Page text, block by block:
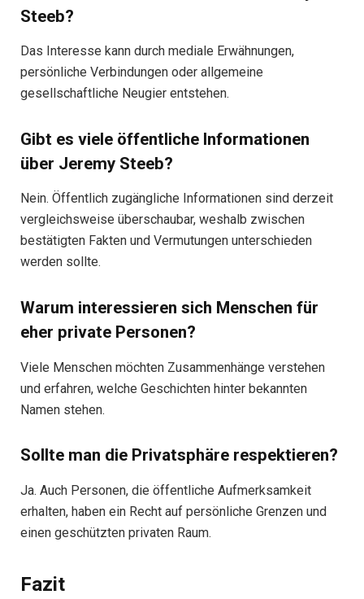
Steeb?
Das Interesse kann durch mediale Erwähnungen,
persönliche Verbindungen oder allgemeine
gesellschaftliche Neugier entstehen.
Gibt es viele öffentliche Informationen
über Jeremy Steeb?
Nein. Öffentlich zugängliche Informationen sind derzeit
vergleichsweise überschaubar, weshalb zwischen
bestätigten Fakten und Vermutungen unterschieden
werden sollte.
Warum interessieren sich Menschen für
eher private Personen?
Viele Menschen möchten Zusammenhänge verstehen
und erfahren, welche Geschichten hinter bekannten
Namen stehen.
Sollte man die Privatsphäre respektieren?
Ja. Auch Personen, die öffentliche Aufmerksamkeit
erhalten, haben ein Recht auf persönliche Grenzen und
einen geschützten privaten Raum.
Fazit